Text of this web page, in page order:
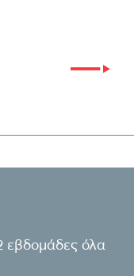
εβδομάδες όλα